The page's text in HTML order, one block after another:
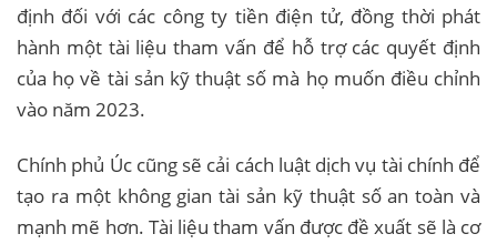
định đối với các công ty tiền điện tử, đồng thời phát
hành một tài liệu tham vấn để hỗ trợ các quyết định
của họ về tài sản kỹ thuật số mà họ muốn điều chỉnh
vào năm 2023.
Chính phủ Úc cũng sẽ cải cách luật dịch vụ tài chính để
tạo ra một không gian tài sản kỹ thuật số an toàn và
mạnh mẽ hơn. Tài liệu tham vấn được đề xuất sẽ là cơ